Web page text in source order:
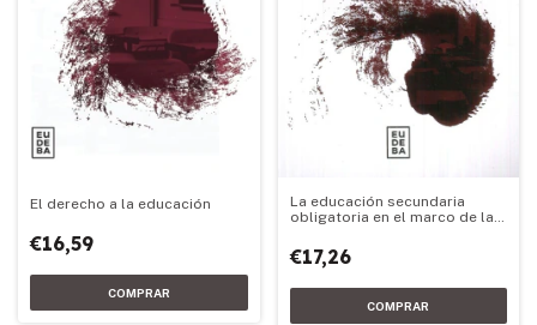
El derecho a la educación
€16,59
La educación secundaria
obligatoria en el marco de las
nacionales
€17,26